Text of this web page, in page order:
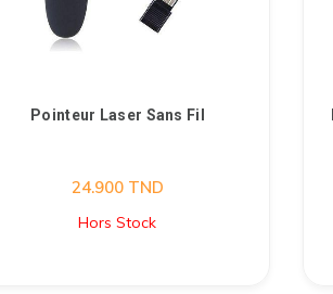
Pointeur Laser Sans Fil
24.900TND
Hors Stock